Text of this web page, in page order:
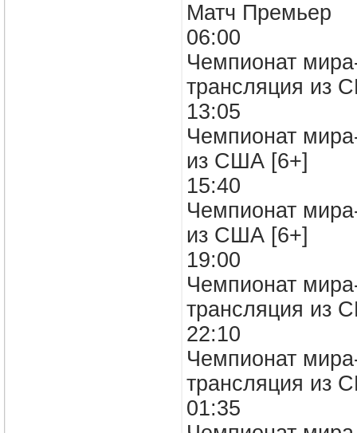
Матч Премьер
06:00
Чемпионат
трансляция из
13:05
Чемпионат
из США [6+]
15:40
Чемпионат
из США [6+]
19:00
Чемпионат
трансляция из
22:10
Чемпионат
трансляция из
01:35